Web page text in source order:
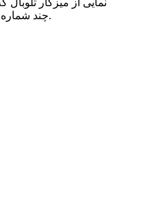
چند شماره تلفن در آن طراحی شده است.